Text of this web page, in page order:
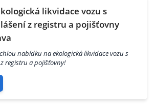
likvidace vozu s
z registru a pojišťovny
nabídku na ekologická likvidace vozu s
registru a pojišťovny!